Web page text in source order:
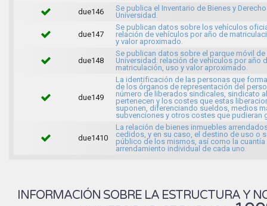
due146
Se publica el Inventario de Bienes y
Universidad.
due147
Se publican datos sobre los vehículos
relación de vehículos por año de
y valor aproximado.
due148
Se publican datos sobre el parque móvil de
Universidad: relación de vehículos por año
matriculación, uso y valor aproximado.
due149
La identificación de las personas que
de los órganos de representación del
número de liberados sindicales, sindicato
pertenecen y los costes que estas
suponen, diferenciando sueldos, medios
subvenciones y otros costes que pudieran
due1410
La relación de bienes inmuebles
cedidos, y en su caso, el destino de uso o
público de los mismos, así como la cuantía
arrendamiento individual de cada uno.
INFORMACIÓN SOBRE LA ESTRUCTURA Y